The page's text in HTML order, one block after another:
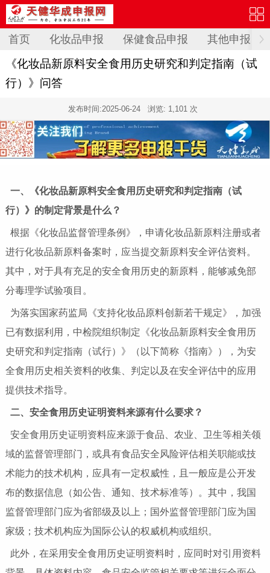
首页 化妆品申报 保健食品申报 其他申报
《化妆品新原料安全食用历史研究和判定指南（试
行）》问答
发布时间:2025-06-24 浏览: 1,101 次
一、《化妆品新原料安全食用历史研究和判定指南（试
行）》的制定背景是什么？
根据《化妆品监督管理条例》，申请化妆品新原料注册或者
进行化妆品新原料备案时，应当提交新原料安全评估资料。
其中，对于具有充足的安全食用历史的新原料，能够减免部
分毒理学试验项目。
为落实国家药监局《支持化妆品原料创新若干规定》，加强
已有数据利用，中检院组织制定《化妆品新原料安全食用历
史研究和判定指南（试行）》（以下简称《指南》），为安
全食用历史相关资料的收集、判定以及在安全评估中的应用
提供技术指导。
二、安全食用历史证明资料来源有什么要求？
安全食用历史证明资料应来源于食品、农业、卫生等相关领
域的监督管理部门，或具有食品安全风险评估相关职能或技
术能力的技术机构，应具有一定权威性，且一般应是公开发
布的数据信息（如公告、通知、技术标准等）。其中，我国
监督管理部门应为省部级及以上；国外监督管理部门应为国
家级；技术机构应为国际公认的权威机构或组织。
此外，在采用安全食用历史证明资料时，应同时对引用资料